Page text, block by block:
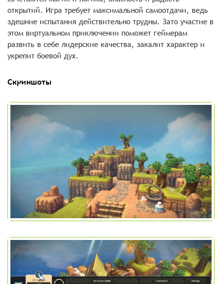
открытий. Игра требует максимальной самоотдачи, ведь
здешние испытания действительно трудны. Зато участие в
этом виртуальном приключении поможет геймерам
развить в себе лидерские качества, закалит характер и
укрепит боевой дух.
Скриншоты